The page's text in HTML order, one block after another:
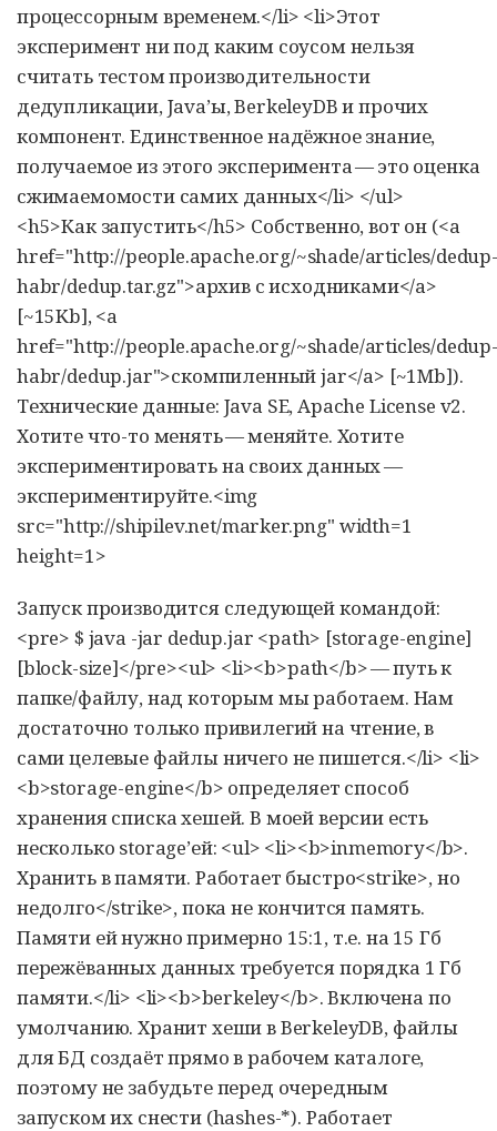
процессорным временем.</li> <li>Этот
эксперимент ни под каким соусом нельзя
считать тестом производительности
дедупликации, Java’ы, BerkeleyDB и прочих
компонент. Единственное надёжное знание,
получаемое из этого эксперимента — это оценка
сжимаемомости самих данных</li> </ul>
<h5>Как запустить</h5> Собственно, вот он (<a
href="http://people.apache.org/~shade/articles/dedup-
habr/dedup.tar.gz">архив с исходниками</a>
[~15Kb], <a
href="http://people.apache.org/~shade/articles/dedup-
habr/dedup.jar">скомпиленный jar</a> [~1Mb]).
Технические данные: Java SE, Apache License v2.
Хотите что-то менять — меняйте. Хотите
экспериментировать на своих данных —
экспериментируйте.<img
src="http://shipilev.net/marker.png" width=1
height=1>
Запуск производится следующей командой:
<pre> $ java -jar dedup.jar <path> [storage-engine]
[block-size]</pre><ul> <li><b>path</b> — путь к
папке/файлу, над которым мы работаем. Нам
достаточно только привилегий на чтение, в
сами целевые файлы ничего не пишется.</li> <li>
<b>storage-engine</b> определяет способ
хранения списка хешей. В моей версии есть
несколько storage’ей: <ul> <li><b>inmemory</b>.
Хранить в памяти. Работает быстро<strike>, но
недолго</strike>, пока не кончится память.
Памяти ей нужно примерно 15:1, т.е. на 15 Гб
пережёванных данных требуется порядка 1 Гб
памяти.</li> <li><b>berkeley</b>. Включена по
умолчанию. Хранит хеши в BerkeleyDB, файлы
для БД создаёт прямо в рабочем каталоге,
поэтому не забудьте перед очередным
запуском их снести (hashes-*). Работает